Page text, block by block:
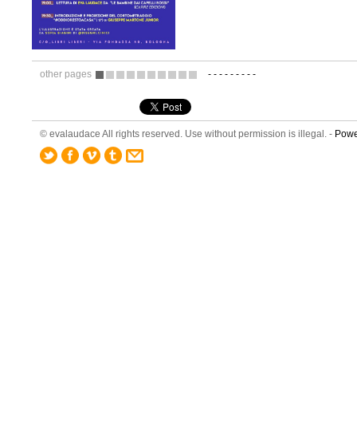
other pages - - - - - - - - -
© evalaudace All rights reserved. Use without permission is illegal. -